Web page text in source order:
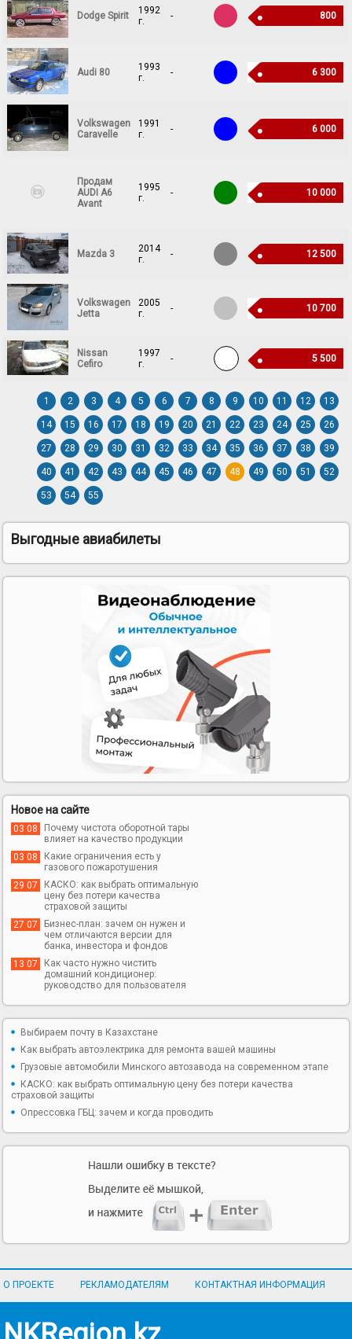
Dodge Spirit
1992
г.
- 800
Audi 80
1993
г.
- 6 300
Volkswagen
Caravelle
1991
г.
- 6 000
Продам
AUDI A6
Avant
1995
г.
- 10 000
Mazda 3
2014
г.
- 12 500
Volkswagen
Jetta
2005
г.
- 10 700
Nissan
Cefiro
1997
г.
- 5 500
1 2 3 4 5 6 7 8 9 10 11 12 13
14 15 16 17 18 19 20 21 22 23 24 25 26
27 28 29 30 31 32 33 34 35 36 37 38 39
40 41 42 43 44 45 46 47 48 49 50 51 52
53 54 55
Выгодные авиабилеты
Новое на сайте
03 08
Почему чистота оборотной тары
влияет на качество продукции
03 08
Какие ограничения есть у
газового пожаротушения
29 07
КАСКО: как выбрать оптимальную
цену без потери качества
страховой защиты
27 07
Бизнес-план: зачем он нужен и
чем отличаются версии для
банка, инвестора и фондов
13 07
Как часто нужно чистить
домашний кондиционер:
руководство для пользователя
Выбираем почту в Казахстане
Как выбрать автоэлектрика для ремонта вашей машины
Грузовые автомобили Минского автозавода на современном этапе
КАСКО: как выбрать оптимальную цену без потери качества
страховой защиты
Опрессовка ГБЦ: зачем и когда проводить
О ПРОЕКТЕ РЕКЛАМОДАТЕЛЯМ КОНТАКТНАЯ ИНФОРМАЦИЯ